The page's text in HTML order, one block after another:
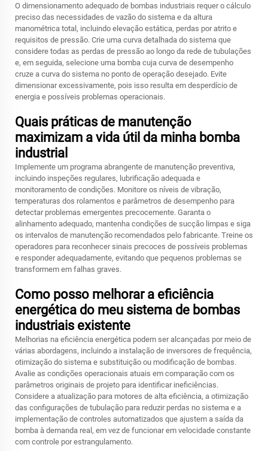
O dimensionamento adequado de bombas industriais requer o cálculo
preciso das necessidades de vazão do sistema e da altura
manométrica total, incluindo elevação estática, perdas por atrito e
requisitos de pressão. Crie uma curva detalhada do sistema que
considere todas as perdas de pressão ao longo da rede de tubulações
e, em seguida, selecione uma bomba cuja curva de desempenho
cruze a curva do sistema no ponto de operação desejado. Evite
dimensionar excessivamente, pois isso resulta em desperdício de
energia e possíveis problemas operacionais.
Quais práticas de manutenção
maximizam a vida útil da minha bomba
industrial
Implemente um programa abrangente de manutenção preventiva,
incluindo inspeções regulares, lubrificação adequada e
monitoramento de condições. Monitore os níveis de vibração,
temperaturas dos rolamentos e parâmetros de desempenho para
detectar problemas emergentes precocemente. Garanta o
alinhamento adequado, mantenha condições de sucção limpas e siga
os intervalos de manutenção recomendados pelo fabricante. Treine os
operadores para reconhecer sinais precoces de possíveis problemas
e responder adequadamente, evitando que pequenos problemas se
transformem em falhas graves.
Como posso melhorar a eficiência
energética do meu sistema de bombas
industriais existente
Melhorias na eficiência energética podem ser alcançadas por meio de
várias abordagens, incluindo a instalação de inversores de frequência,
otimização do sistema e substituição ou modificação de bombas.
Avalie as condições operacionais atuais em comparação com os
parâmetros originais de projeto para identificar ineficiências.
Considere a atualização para motores de alta eficiência, a otimização
das configurações de tubulação para reduzir perdas no sistema e a
implementação de controles automatizados que ajustem a saída da
bomba à demanda real, em vez de funcionar em velocidade constante
com controle por estrangulamento.